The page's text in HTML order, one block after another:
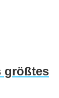
größtes